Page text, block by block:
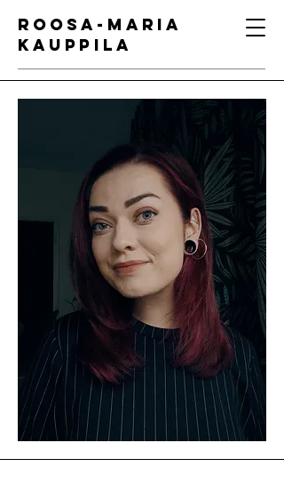
ROOSA-MARIA
KAUPPILA